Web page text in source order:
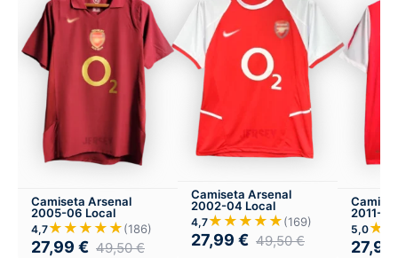
Camiseta Arsenal
2005-06 Local
4,7★★★★★(186)
27,99 € 49,50€
Camiseta Arsenal
2002-04 Local
4,7★★★★★(169)
27,99 € 49,50€
2011-12
5,0
27,99